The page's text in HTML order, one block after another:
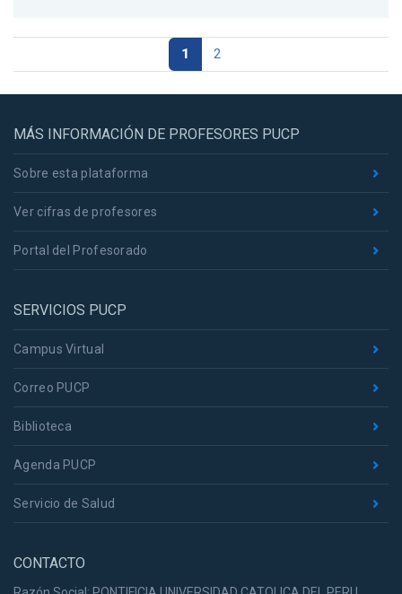
1 2
MÁS INFORMACIÓN DE PROFESORES PUCP
Sobre esta plataforma
Ver cifras de profesores
Portal del Profesorado
SERVICIOS PUCP
Campus Virtual
Correo PUCP
Biblioteca
Agenda PUCP
Servicio de Salud
CONTACTO